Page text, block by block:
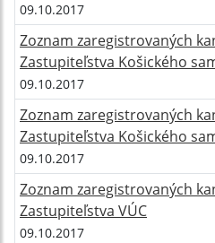
09.10.2017
Zoznam zaregistrovaných
Zastupiteľstva Košického
09.10.2017
Zoznam zaregistrovaných
Zastupiteľstva Košického
09.10.2017
Zoznam zaregistrovaných
Zastupiteľstva VÚC
09.10.2017